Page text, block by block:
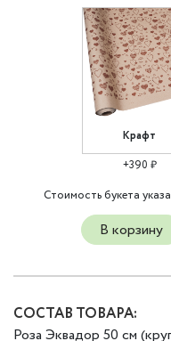
Крафт
+390 ₽
Стоимость букета
В корзину
СОСТАВ ТОВАРА:
Роза Эквадор 50 см